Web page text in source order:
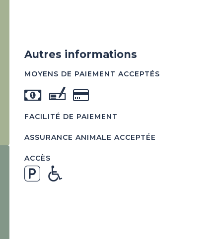
Autres informations
MOYENS DE PAIEMENT ACCEPTÉS
FACILITÉ DE PAIEMENT
ASSURANCE ANIMALE ACCEPTÉE
ACCÈS